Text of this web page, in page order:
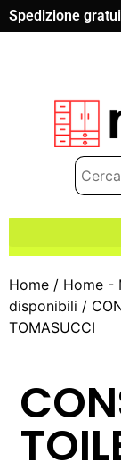
Spedizione
Home / Home -
disponibili /
TOMASUCCI